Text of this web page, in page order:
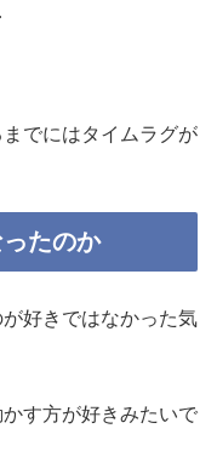
でにはタイムラグが
たのか
好きではなかった気
す方が好きみたいで